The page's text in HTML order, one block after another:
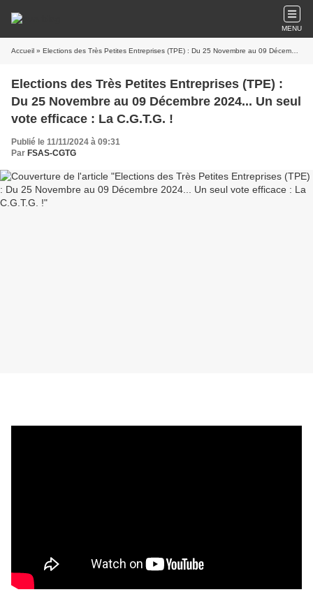
MENU
Accueil » Elections des Très Petites Entreprises (TPE) : Du 25 Novembre au 09 Décembre 2024... Un seul vote efficace : La C.G.T.G. !
Elections des Très Petites Entreprises (TPE) :
Du 25 Novembre au 09 Décembre 2024... Un seul
vote efficace : La C.G.T.G. !
Publié le 11/11/2024 à 09:31
Par FSAS-CGTG